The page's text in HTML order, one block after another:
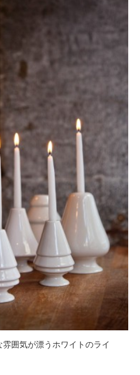
雰囲気が漂うホワイトのライ